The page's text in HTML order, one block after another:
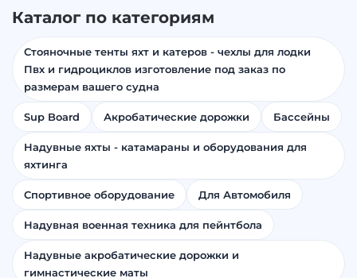
Каталог по категориям
Стояночные тенты яхт и катеров - чехлы для лодки
Пвх и гидроциклов изготовление под заказ по
размерам вашего судна
Sup Board Акробатические дорожки Бассейны
Надувные яхты - катамараны и оборудования для
яхтинга
Спортивное оборудование Для Автомобиля
Надувная военная техника для пейнтбола
Надувные акробатические дорожки и
гимнастические маты